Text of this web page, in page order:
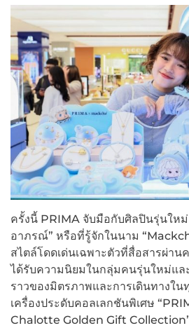
ครั้งนี้ PRIMA จับมือกับศิลปินรุ่นใหม่
อาภรณ์” หรือที่รู้จักในนาม
สไตล์โดดเด่นเฉพาะตัวที่สื่อสารผ่า
ได้รับความนิยมในกลุ่มคนรุ่นใหม่แล
ราวของมิตรภาพและการเดินทางใน
เครื่องประดับคอลเลกชันพิเศษ
Chalotte Golden Gift